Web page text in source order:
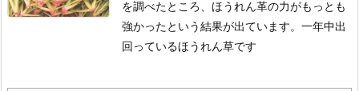
を調べたところ、ほうれん革の力がもっとも
強かったという結果が出ています。一年中出
回っているほうれん草です